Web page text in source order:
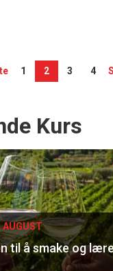
1 2 3 4
Kurs
AUGUST
til å smake og